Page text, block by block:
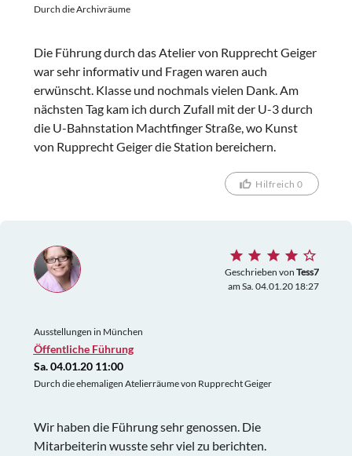
Durch die Archivräume
Die Führung durch das Atelier von Rupprecht Geiger
war sehr informativ und Fragen waren auch
erwünscht. Klasse und nochmals vielen Dank. Am
nächsten Tag kam ich durch Zufall mit der U-3 durch
die U-Bahnstation Machtfinger Straße, wo Kunst
von Rupprecht Geiger die Station bereichern.
Hilfreich 0
Geschrieben von Tess7
am Sa. 04.01.20 18:27
Ausstellungen in München
Öffentliche Führung
Sa. 04.01.20 11:00
Durch die ehemaligen Atelierräume von Rupprecht Geiger
Wir haben die Führung sehr genossen. Die
Mitarbeiterin wusste sehr viel zu berichten.